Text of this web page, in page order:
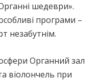
шедеври».
програми –
незабутнім.
Органний зал
віолончель при